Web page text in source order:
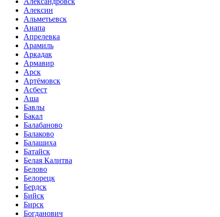
Алексин
Альметьевск
Анапа
Апрелевка
Арамиль
Аркадак
Армавир
Арск
Артёмовск
Асбест
Аша
Бавлы
Бакал
Балабаново
Балаково
Балашиха
Батайск
Белая Калитва
Белово
Белорецк
Бердск
Бийск
Бирск
Богданович